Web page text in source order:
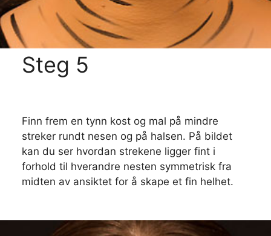
Steg 5
Finn frem en tynn kost og mal på mindre
streker rundt nesen og på halsen. På bildet
kan du ser hvordan strekene ligger fint i
forhold til hverandre nesten symmetrisk fra
midten av ansiktet for å skape et fin helhet.